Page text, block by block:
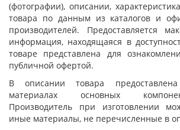
(фотографии), описании,
товара по данным из каталогов и
производителей. Предоставляется
информация, находящаяся в
товаре представлена для
публичной офертой.
В описании товара
материалах основных
Производитель при изготовлении
иные материалы, не перечисленные в